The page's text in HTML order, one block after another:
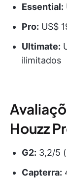
Essential:
Pro: US$
Ultimate:
ilimitados
Houzz
G2: 3,2/5
Capterra: